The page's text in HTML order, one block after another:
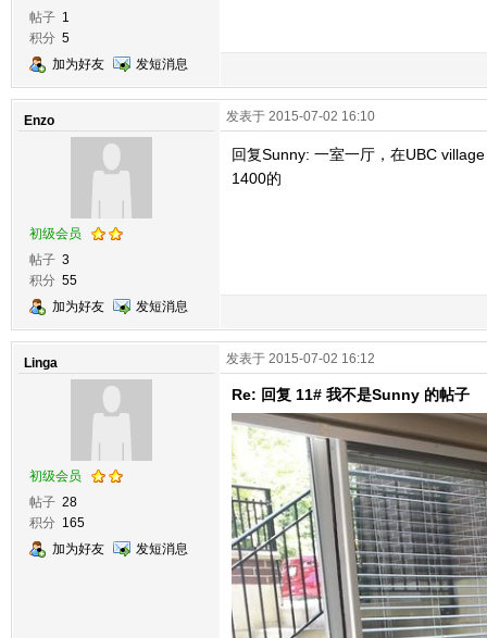
帖子 1
积分 5
加为好友
发短消息
Enzo
初级会员
帖子 3
积分 55
加为好友
发短消息
发表于 2015-07-02 16:10
回复Sunny: 一室一厅，在UBC
1400的
Linga
初级会员
帖子 28
积分 165
加为好友
发短消息
发表于 2015-07-02 16:12
Re: 回复 11# 我不是Sunny 的帖子